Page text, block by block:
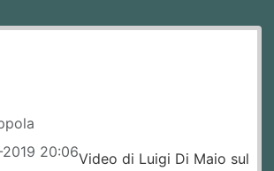
20:06Video di Luigi Di Maio sul